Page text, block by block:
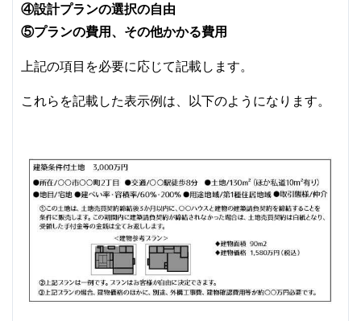
④設計プランの選択の自由
⑤プランの費用、その他かかる費用
上記の項目を必要に応じて記載します。
これらを記載した表示例は、以下のようになります。